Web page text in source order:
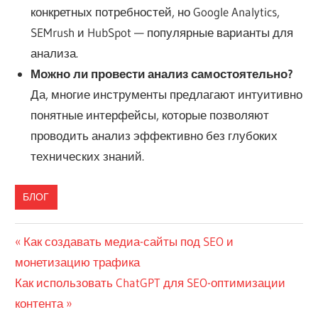
конкретных потребностей, но Google Analytics,
SEMrush и HubSpot — популярные варианты для
анализа.
Можно ли провести анализ самостоятельно?
Да, многие инструменты предлагают интуитивно
понятные интерфейсы, которые позволяют
проводить анализ эффективно без глубоких
технических знаний.
БЛОГ
Навигация
по
записям
Предыдущая
запись:
Как создавать медиа-сайты под SEO и
монетизацию трафика
Следующая
запись:
Как использовать ChatGPT для SEO-оптимизации
контента